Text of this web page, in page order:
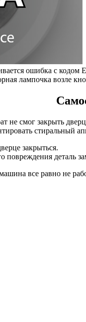
ошибка с кодом
лампочка возле
не смог закрыть
стиральный
закрыться.
повреждения деталь
все равно не